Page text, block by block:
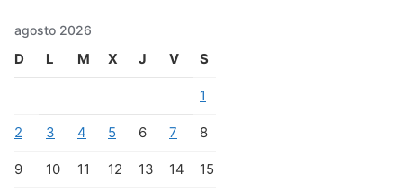
agosto 2026
D L M X J V S
1
2 3 4 5 6 7 8
9 10 11 12 13 14 15